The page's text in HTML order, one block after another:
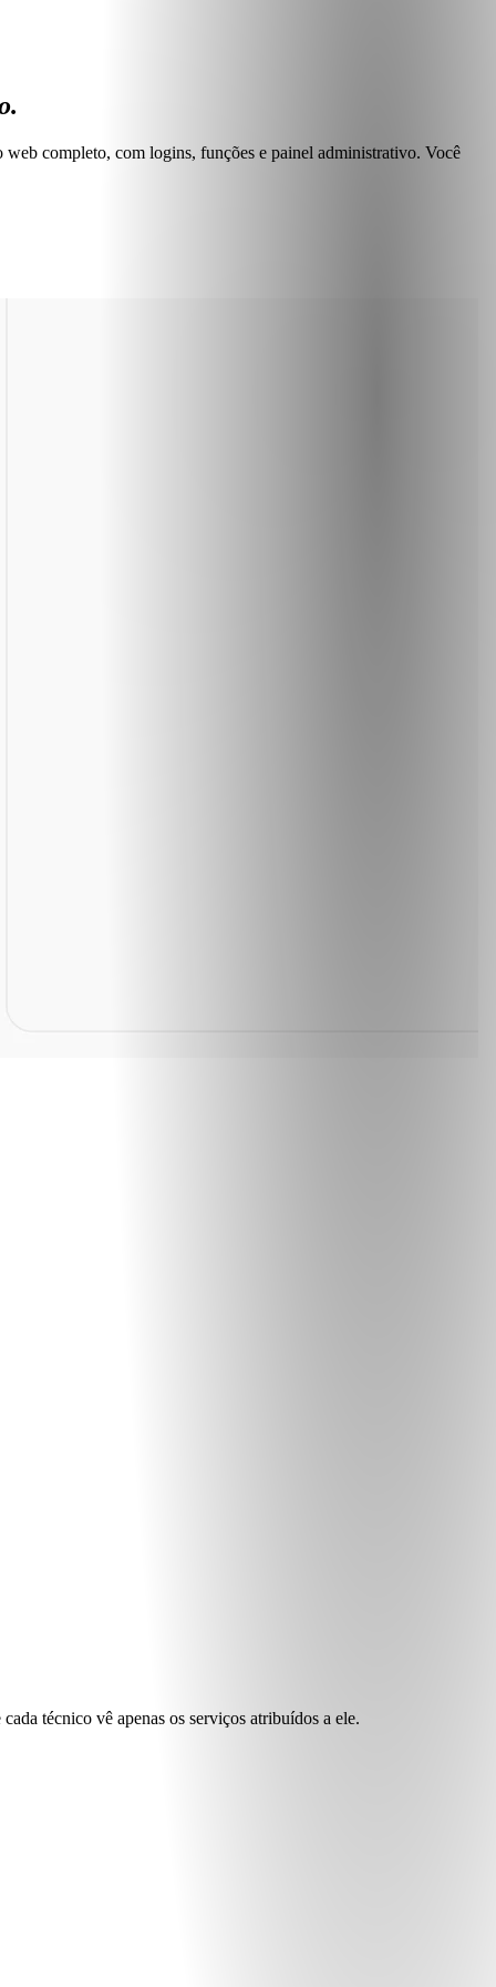
completo, com logins, funções e painel administrativo. Você
técnico vê apenas os serviços atribuídos a ele.